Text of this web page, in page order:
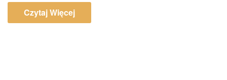
Czytaj Więcej